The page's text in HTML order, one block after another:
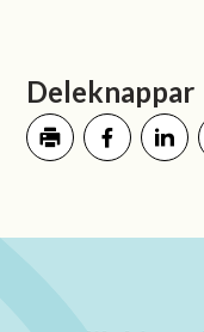
Deleknappar